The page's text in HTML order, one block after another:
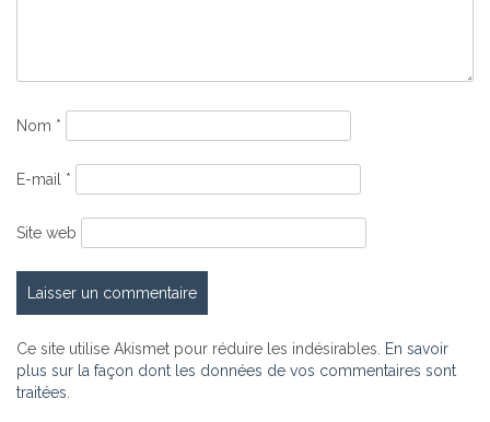
Nom *
E-mail *
Site web
Ce site utilise Akismet pour réduire les indésirables. En savoir
plus sur la façon dont les données de vos commentaires sont
traitées